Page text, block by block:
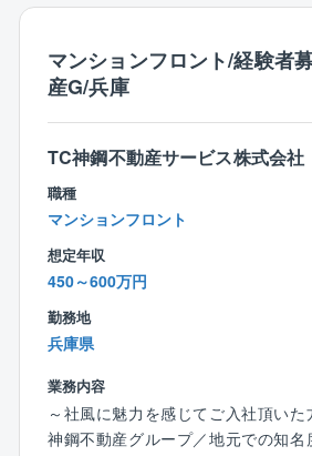
管理組合運営の業務に集中して取り
な専⾨部署があり、各部と連携を
制を整えています。
環境です。
【仕事の特徴】
⾶び込み営業や販売の仕事とは異な
理を通して、居住者の⽅々と数年に
を築いていくお仕事です︕
過度な売り込みは無く、マンション
安全/予防の観点からお客様⽬線に⽴
法律、建築、会計/保険など様々な専
⾝に付ける事ができます。
マンションフロント/経験者
産G/兵庫
TC神鋼不動産サービス株式会社
職種
マンションフロント
想定年収
450～600万円
勤務地
兵庫県
業務内容
～社風に魅力を感じてご入社頂いた
神鋼不動産グループ／地元での知